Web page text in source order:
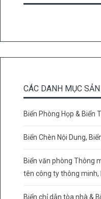
CÁC DANH MỤC
Biển Phòng Họp & Biển
Biển Chèn Nội Dung,
Biển văn phòng Thông
tên công ty thông
Biển chỉ dẫn tòa nhà &